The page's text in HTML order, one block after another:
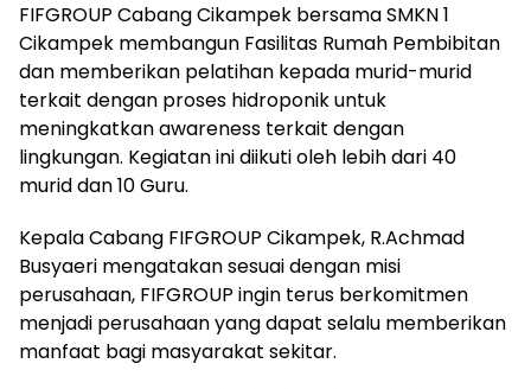
FIFGROUP Cabang Cikampek bersama SMKN 1
Cikampek membangun Fasilitas Rumah Pembibitan
dan memberikan pelatihan kepada murid-murid
terkait dengan proses hidroponik untuk
meningkatkan awareness terkait dengan
lingkungan. Kegiatan ini diikuti oleh lebih dari 40
murid dan 10 Guru.
Kepala Cabang FIFGROUP Cikampek, R.Achmad
Busyaeri mengatakan sesuai dengan misi
perusahaan, FIFGROUP ingin terus berkomitmen
menjadi perusahaan yang dapat selalu memberikan
manfaat bagi masyarakat sekitar.